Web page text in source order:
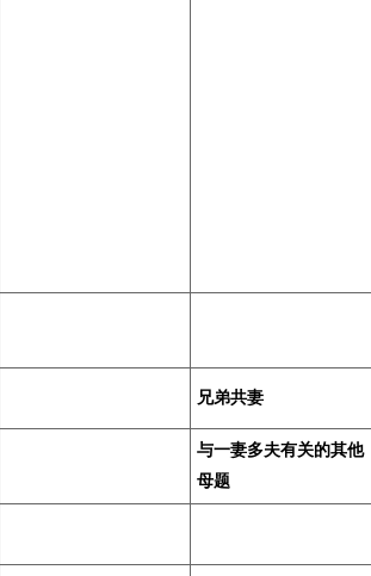
兄弟共妻
与一妻多夫有关的其他
母题